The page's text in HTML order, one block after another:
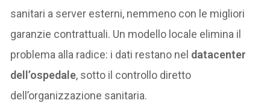
sanitari a server esterni, nemmeno con le migliori
garanzie contrattuali. Un modello locale elimina il
problema alla radice: i dati restano nel datacenter
dell’ospedale, sotto il controllo diretto
dell’organizzazione sanitaria.